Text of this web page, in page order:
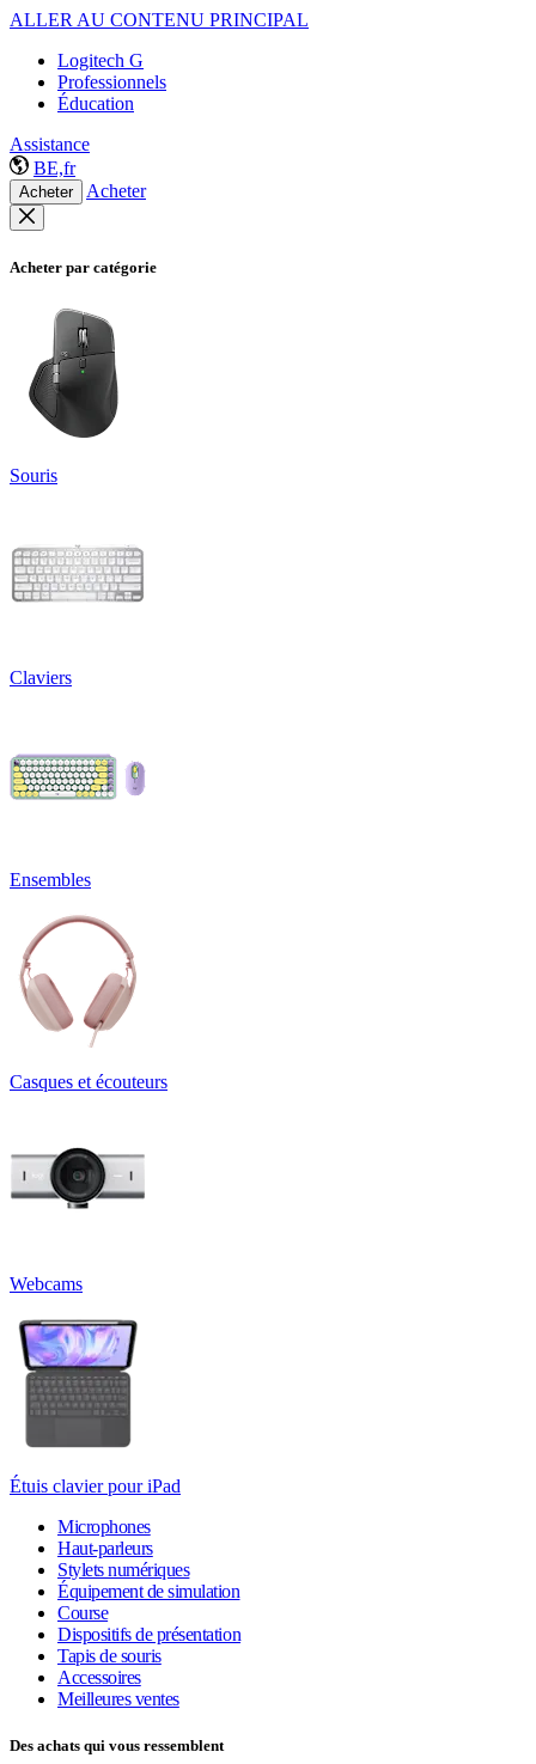
ALLER AU CONTENU PRINCIPAL
Logitech G
Professionnels
Éducation
Assistance
BE,fr
Acheter Acheter
Acheter par catégorie
Souris
Claviers
Ensembles
Casques et écouteurs
Webcams
Étuis clavier pour iPad
Microphones
Haut-parleurs
Stylets numériques
Équipement de simulation
Course
Dispositifs de présentation
Tapis de souris
Accessoires
Meilleures ventes
Des achats qui vous ressemblent